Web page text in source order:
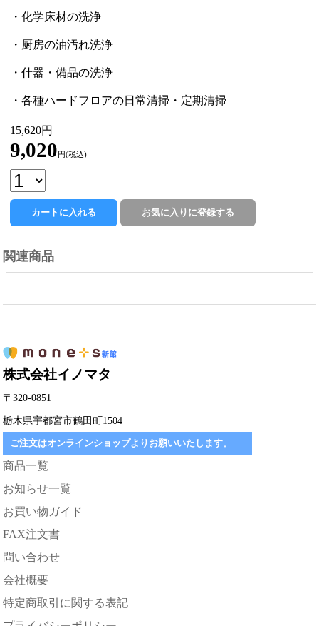
・化学床材の洗浄
・厨房の油汚れ洗浄
・什器・備品の洗浄
・各種ハードフロアの日常清掃・定期清掃
15,620円
9,020 円(税込)
関連商品
株式会社イノマタ
〒320-0851
栃木県宇都宮市鶴田町1504
ご注文はオンラインショップよりお願いいたします。
商品一覧
お知らせ一覧
お買い物ガイド
FAX注文書
問い合わせ
会社概要
特定商取引に関する表記